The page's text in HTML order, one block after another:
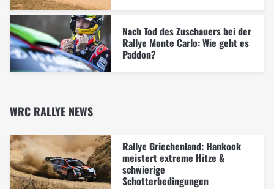
Nach Tod des Zuschauers bei der
Rallye Monte Carlo: Wie geht es
Paddon?
WRC RALLYE NEWS
Rallye Griechenland: Hankook
meistert extreme Hitze &
schwierige
Schotterbedingungen